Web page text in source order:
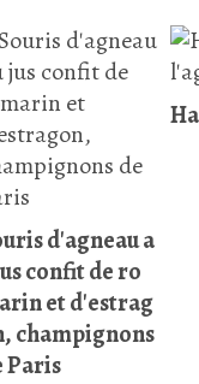
d'agneau a
confit de ro
et d'estrag
champignons
Paris